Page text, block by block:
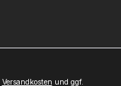
Versandkosten und ggf.